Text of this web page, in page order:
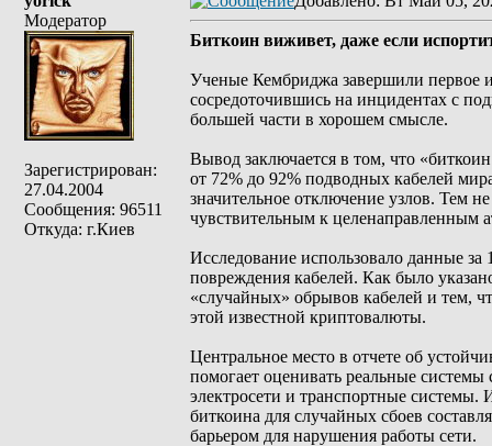
Модератор
Зарегистрирован:
27.04.2004
Сообщения: 96511
Откуда: г.Киев
Биткоин виживет, даже если
Ученые Кембриджа завершили первое
сосредоточившись на инцидентах с
большей части в хорошем смысле.
Вывод заключается в том, что
от 72% до 92% подводных кабелей
значительное отключение узлов. Тем
чувствительным к целенаправленным
Исследование использовало данные
повреждения кабелей. Как было
«случайных» обрывов кабелей и тем,
этой известной криптовалюты.
Центральное место в отчете об
помогает оценивать реальные
электросети и транспортные системы.
биткоина для случайных сбоев
барьером для нарушения работы сети.